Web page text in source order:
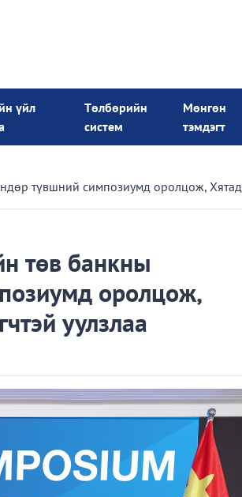
үйл
Төлбөрийн
систем
Мөнгөн
тэмдэгт
түвшний симпозиумд оролцож,
төв банкны
оролцож,
уулзлаа